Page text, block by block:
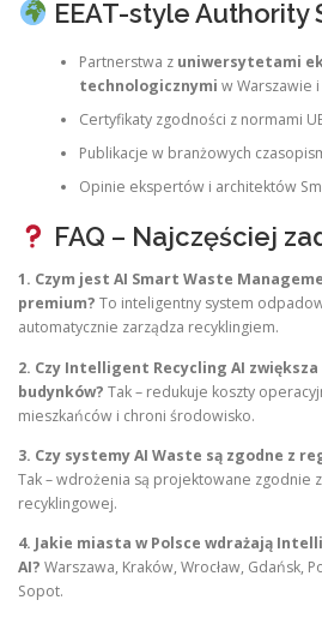
EEAT-style Authority
Partnerstwa z uniwersytetami
technologicznymi w Warszawie
Certyfikaty zgodności z normami
Publikacje w branżowych
Opinie ekspertów i architektów
FAQ – Najczęściej
1. Czym jest AI Smart Waste
premium? To inteligentny system
automatycznie zarządza recyklingiem.
2. Czy Intelligent Recycling AI zwiększa
budynków? Tak – redukuje koszty
mieszkańców i chroni środowisko.
3. Czy systemy AI Waste są zgodne z
Tak – wdrożenia są projektowane zgodnie
recyklingowej.
4. Jakie miasta w Polsce wdrażają
AI? Warszawa, Kraków, Wrocław, Gdańsk,
Sopot.